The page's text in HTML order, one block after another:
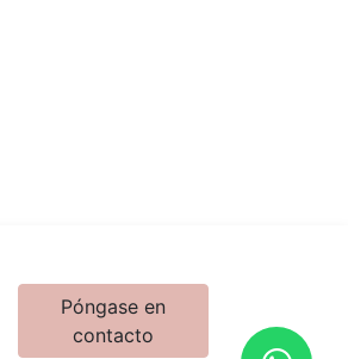
Póngase en
contacto